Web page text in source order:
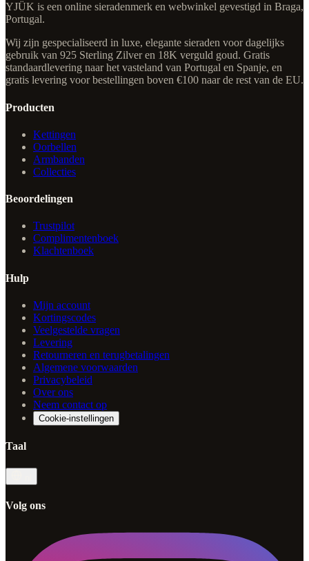
YJÜK is een online sieradenmerk en webwinkel gevestigd in Braga,
Portugal.
Wij zijn gespecialiseerd in luxe, elegante sieraden voor dagelijks
gebruik van 925 Sterling Zilver en 18K verguld goud. Gratis
standaardlevering naar het vasteland van Portugal en Spanje, en
gratis levering voor bestellingen boven €100 naar de rest van de EU.
Producten
Kettingen
Oorbellen
Armbanden
Collecties
Beoordelingen
Trustpilot
Complimentenboek
Klachtenboek
Hulp
Mijn account
Kortingscodes
Veelgestelde vragen
Levering
Retourneren en terugbetalingen
Algemene voorwaarden
Privacybeleid
Over ons
Neem contact op
Cookie-instellingen
Taal
Volg ons